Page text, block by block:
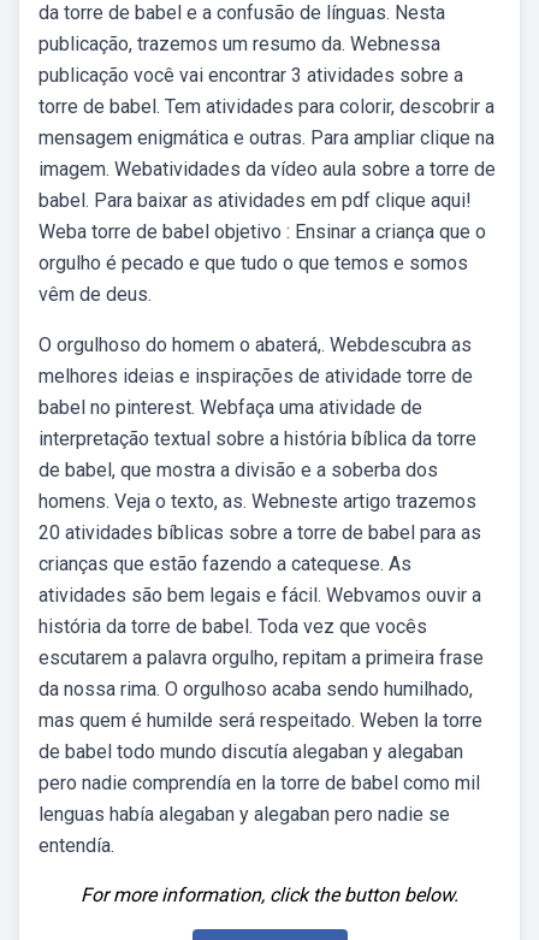
da torre de babel e a confusão de línguas. Nesta
publicação, trazemos um resumo da. Webnessa
publicação você vai encontrar 3 atividades sobre a
torre de babel. Tem atividades para colorir, descobrir a
mensagem enigmática e outras. Para ampliar clique na
imagem. Webatividades da vídeo aula sobre a torre de
babel. Para baixar as atividades em pdf clique aqui!
Weba torre de babel objetivo : Ensinar a criança que o
orgulho é pecado e que tudo o que temos e somos
vêm de deus.
O orgulhoso do homem o abaterá,. Webdescubra as
melhores ideias e inspirações de atividade torre de
babel no pinterest. Webfaça uma atividade de
interpretação textual sobre a história bíblica da torre
de babel, que mostra a divisão e a soberba dos
homens. Veja o texto, as. Webneste artigo trazemos
20 atividades bíblicas sobre a torre de babel para as
crianças que estão fazendo a catequese. As
atividades são bem legais e fácil. Webvamos ouvir a
história da torre de babel. Toda vez que vocês
escutarem a palavra orgulho, repitam a primeira frase
da nossa rima. O orgulhoso acaba sendo humilhado,
mas quem é humilde será respeitado. Weben la torre
de babel todo mundo discutía alegaban y alegaban
pero nadie comprendía en la torre de babel como mil
lenguas había alegaban y alegaban pero nadie se
entendía.
For more information, click the button below.